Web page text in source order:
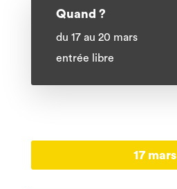
Quand ?
du 17 au 20 mars
entrée libre
17 mars